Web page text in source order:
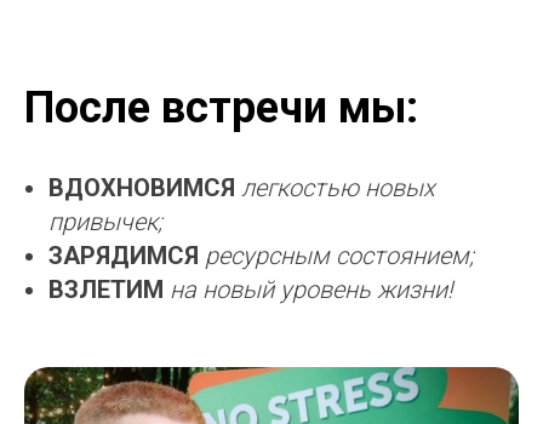
После встречи мы:
ВДОХНОВИМСЯ легкостью новых
привычек;
ЗАРЯДИМСЯ ресурсным состоянием;
ВЗЛЕТИМ на новый уровень жизни!